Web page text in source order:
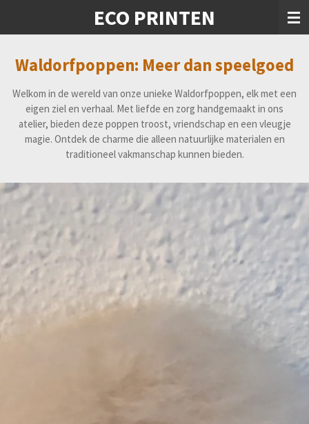
de
hoofdinhoud
ECO PRINTEN
Waldorfpoppen: Meer dan speelgoed
Welkom in de wereld van onze unieke Waldorfpoppen, elk met een
eigen ziel en verhaal. Met liefde en zorg handgemaakt in ons
atelier, bieden deze poppen troost, vriendschap en een vleugje
magie. Ontdek de charme die alleen natuurlijke materialen en
traditioneel vakmanschap kunnen bieden.